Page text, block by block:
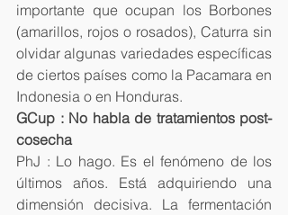
importante que ocupan los Borbones
(amarillos, rojos o rosados), Caturra sin
olvidar algunas variedades específicas
de ciertos países como la Pacamara en
Indonesia o en Honduras.
GCup : No habla de tratamientos post-
cosecha
PhJ : Lo hago. Es el fenómeno de los
últimos años. Está adquiriendo una
dimensión decisiva. La fermentación